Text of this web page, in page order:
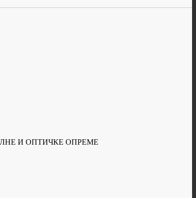
И ОПТИЧКЕ ОПРЕМЕ